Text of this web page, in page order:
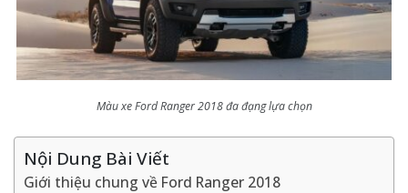
Màu xe Ford Ranger 2018 đa đạng lựa chọn
Nội Dung Bài Viết
Giới thiệu chung về Ford Ranger 2018